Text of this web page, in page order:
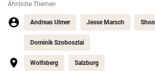
Ähnliche Themen
Andreas Ulmer Jesse Marsch
Dominik Szoboszlai
Wolfsberg Salzburg